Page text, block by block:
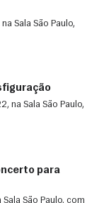
Sala São Paulo,
na Sala São Paulo,
para
São Paulo, com